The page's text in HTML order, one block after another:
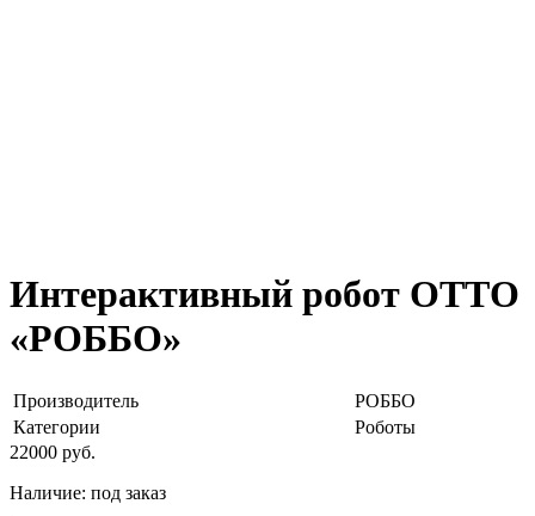
Интерактивный робот ОТТО
«РОББО»
Производитель
РОББО
Категории
Роботы
22000 руб.
Наличие: под заказ